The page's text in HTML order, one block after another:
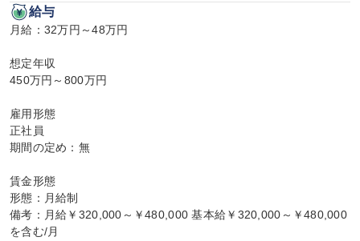
給与
月給：32万円～48万円
想定年収
450万円～800万円
雇用形態
正社員
期間の定め：無
賃金形態
形態：月給制
備考：月給￥320,000～￥480,000 基本給￥320,000～￥480,000
を含む/月